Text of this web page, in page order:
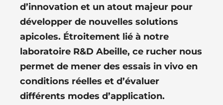
d’innovation et un atout majeur pour
développer de nouvelles solutions
apicoles. Étroitement lié à notre
laboratoire R&D Abeille, ce rucher nous
permet de mener des essais in vivo en
conditions réelles et d’évaluer
différents modes d’application.